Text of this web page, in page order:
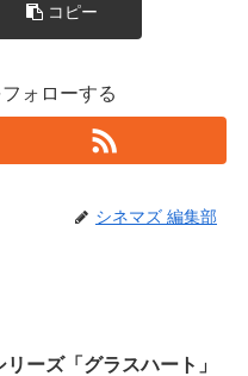
コピー
ォローする
シネマズ 編集部
ーズ「グラスハート」